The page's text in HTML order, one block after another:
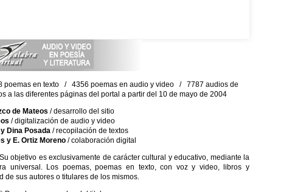
en texto / 4356 poemas en audio y video / 7787 audios de
a las diferentes páginas del portal a partir del 10 de mayo de 2004
de Mateos / desarrollo del sitio
/ digitalización de audio y video
Dina Posada/ recopilación de textos
y E. Ortiz Moreno/ colaboración digital
objetivo es exclusivamente de carácter cultural y educativo, mediante la
universal. Los poemas, poemas en texto, con voz y video, libros y
de sus autores o titulares de los mismos.